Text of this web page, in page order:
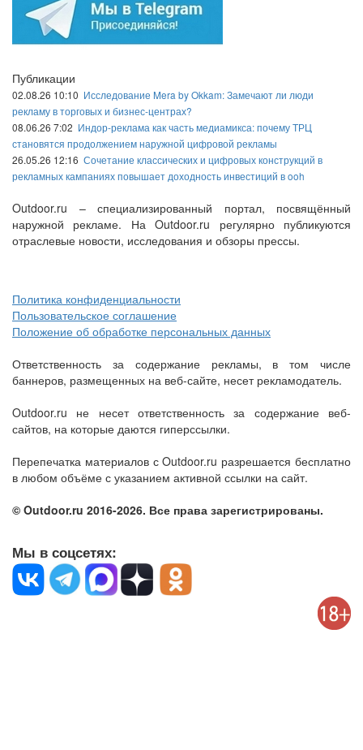
Публикации
02.08.26 10:10 Исследование Mera by Okkam: Замечают ли люди
рекламу в торговых и бизнес-центрах?
08.06.26 7:02 Индор-реклама как часть медиамикса: почему ТРЦ
становятся продолжением наружной цифровой рекламы
26.05.26 12:16 Сочетание классических и цифровых конструкций в
рекламных кампаниях повышает доходность инвестиций в ooh
Outdoor.ru – специализированный портал, посвящённый
наружной рекламе. На Outdoor.ru регулярно публикуются
отраслевые новости, исследования и обзоры прессы.
Политика конфиденциальности
Пользовательское соглашение
Положение об обработке персональных данных
Ответственность за содержание рекламы, в том числе
баннеров, размещенных на веб-сайте, несет рекламодатель.
Outdoor.ru не несет ответственность за содержание веб-
сайтов, на которые даются гиперссылки.
Перепечатка материалов с Outdoor.ru разрешается бесплатно
в любом объёме с указанием активной ссылки на сайт.
© Outdoor.ru 2016-2026. Все права зарегистрированы.
Мы в соцсетях: